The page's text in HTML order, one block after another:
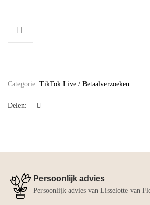
Categorie: TikTok Live / Betaalverzoeken
Delen:
Persoonlijk advies
Persoonlijk advies van Lisselotte van